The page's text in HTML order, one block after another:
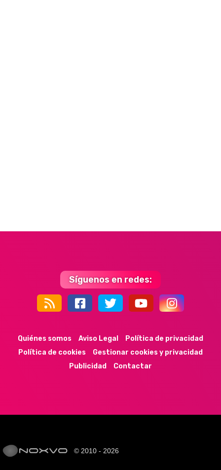
Síguenos en redes:
Quiénes somos Aviso Legal
Política de privacidad
Política de cookies
Gestionar cookies y privacidad
Publicidad
Contactar
© 2010 - 2026